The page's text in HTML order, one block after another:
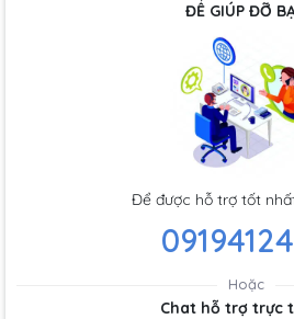
ĐỂ GIÚP ĐỠ
Để được hỗ trợ tốt
Hoặc
Chat hỗ trợ trực